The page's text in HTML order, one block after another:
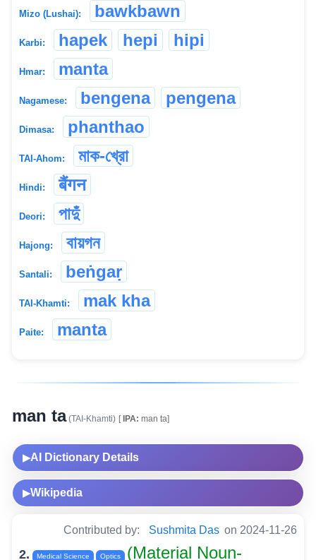
Mizo (Lushai): bawkbawn
Karbi: hapek hepi hipi
Hmar: manta
Nagamese: bengena pengena
Dimasa: phanthao
TAI-Ahom: মাক-খ্রো
Hindi: बैंगन
Deori: পাদুঁ
Hajong: বায়গন
Santali: beṅgaṛ
TAI-Khamti: mak kha
Paite: manta
man ta(TAI-Khamti) [IPA: man ta]
▶AI Dictionary Details
▶Wikipedia
Contributed by: Sushmita Das on 2024-11-26
2. Medical Science Optics (Material Noun-